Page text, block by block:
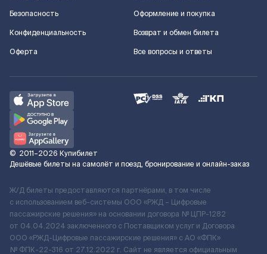
Безопасность
Конфиденциальность
Оферта
Оформление и покупка
Возврат и обмен билета
Все вопросы и ответы
© 2011–2026 Купибилет
Дешёвые билеты на самолёт и поезд, бронирование и онлайн-заказ
Ж/Д билеты предоставляются партнёрами, в том числе
с использованием веб-системы ООО «РЖД – Цифровые
пассажирские решения» на основании договора № ЦПР-1282
от 04.04.2024 заключенного с Поставщиком услуг и Договора
ООО «РЖД-Цифровые пассажирские решения» c АО «ФПК»
№ ФПК-22-316 от 27.12.2022 г. Сайт не является официальным